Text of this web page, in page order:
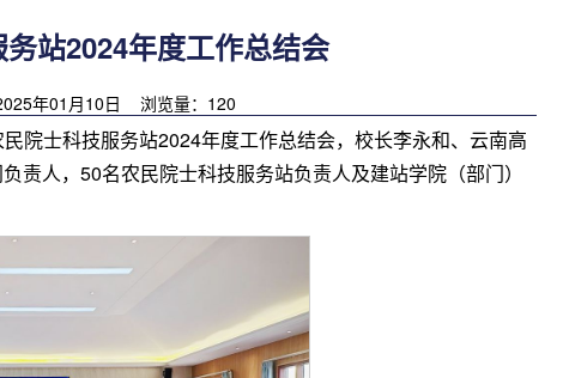
站2024年度工作总结会
年01月10日 浏览量： 120
院士科技服务站2024年度工作总结会，校长李永和、云南高
人，50名农民院士科技服务站负责人及建站学院（部门）